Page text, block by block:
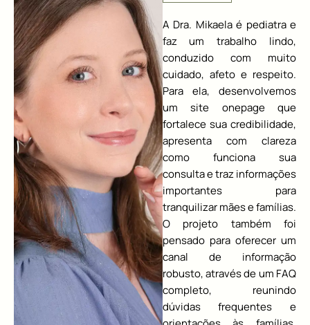
A Dra. Mikaela é pediatra e
faz um trabalho lindo,
conduzido com muito
cuidado, afeto e respeito.
Para ela, desenvolvemos
um site onepage que
fortalece sua credibilidade,
apresenta com clareza
como funciona sua
consulta e traz informações
importantes para
tranquilizar mães e famílias.
O projeto também foi
pensado para oferecer um
canal de informação
robusto, através de um FAQ
completo, reunindo
dúvidas frequentes e